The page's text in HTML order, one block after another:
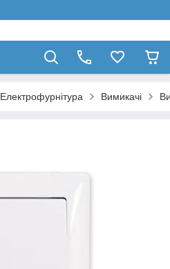
Електрофурнітура Вимикачі